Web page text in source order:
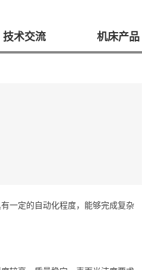
技术交流 机床产品
一定的自动化程度，能够完成复杂